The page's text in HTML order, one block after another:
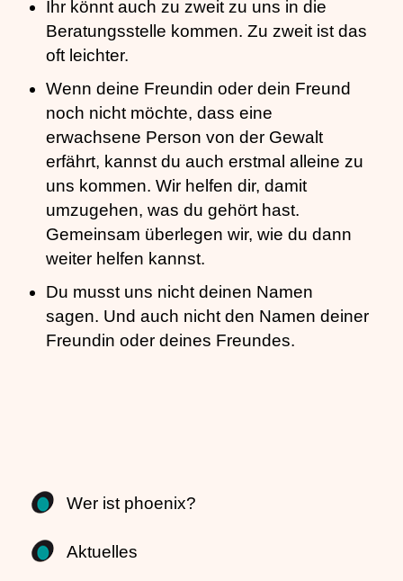
Ihr könnt auch zu zweit zu uns in die
Beratungsstelle kommen. Zu zweit ist das
oft leichter.
Wenn deine Freundin oder dein Freund
noch nicht möchte, dass eine
erwachsene Person von der Gewalt
erfährt, kannst du auch erstmal alleine zu
uns kommen. Wir helfen dir, damit
umzugehen, was du gehört hast.
Gemeinsam überlegen wir, wie du dann
weiter helfen kannst.
Du musst uns nicht deinen Namen
sagen. Und auch nicht den Namen deiner
Freundin oder deines Freundes.
Wer ist phoenix?
Aktuelles